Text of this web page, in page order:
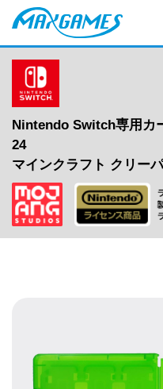
Nintendo Switch専用カ
24
マインクラフト クリー